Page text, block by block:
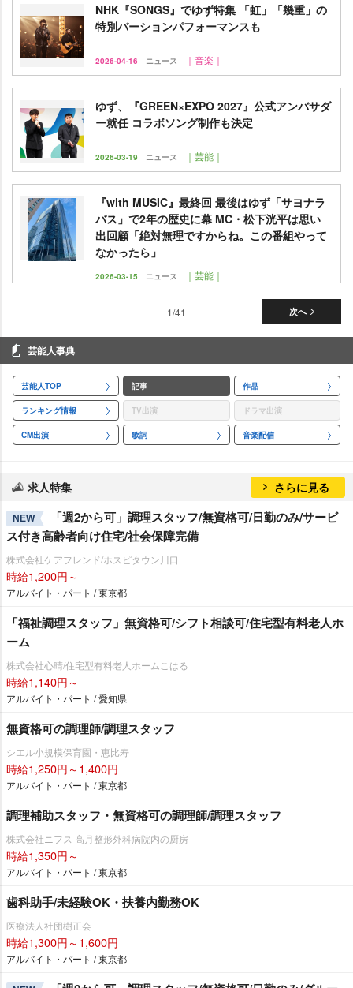
NHK『SONGS』でゆず特集 「虹」「幾重」の
特別バーションパフォーマンスも
2026-04-16 ニュース ｜音楽｜
ゆず、『GREEN×EXPO 2027』公式アンバサダ
ー就任 コラボソング制作も決定
2026-03-19 ニュース ｜芸能｜
『with MUSIC』最終回 最後はゆず「サヨナラ
バス」で2年の歴史に幕 MC・松下洸平は思い
出回顧「絶対無理ですからね。この番組やって
なかったら」
2026-03-15 ニュース ｜芸能｜
次へ
1/41
芸能人事典
芸能人TOP 記事 作品
ランキング情報 TV出演 ドラマ出演
CM出演 歌詞 音楽配信
求人特集 さらに見る
NEW
「週2から可」調理スタッフ/無資格可/日勤のみ/サービ
ス付き高齢者向け住宅/社会保障完備
株式会社ケアフレンド/ホスピタウン川口
時給1,200円～
アルバイト・パート / 東京都
「福祉調理スタッフ」無資格可/シフト相談可/住宅型有料老人ホ
ーム
株式会社心晴/住宅型有料老人ホームこはる
時給1,140円～
アルバイト・パート / 愛知県
無資格可の調理師/調理スタッフ
シエル小規模保育園・恵比寿
時給1,250円～1,400円
アルバイト・パート / 東京都
調理補助スタッフ・無資格可の調理師/調理スタッフ
株式会社ニフス 高月整形外科病院内の厨房
時給1,350円～
アルバイト・パート / 東京都
歯科助手/未経験OK・扶養内勤務OK
医療法人社団樹正会
時給1,300円～1,600円
アルバイト・パート / 東京都